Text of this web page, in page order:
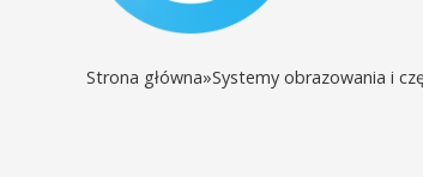
Strona główna»Systemy obrazowania i